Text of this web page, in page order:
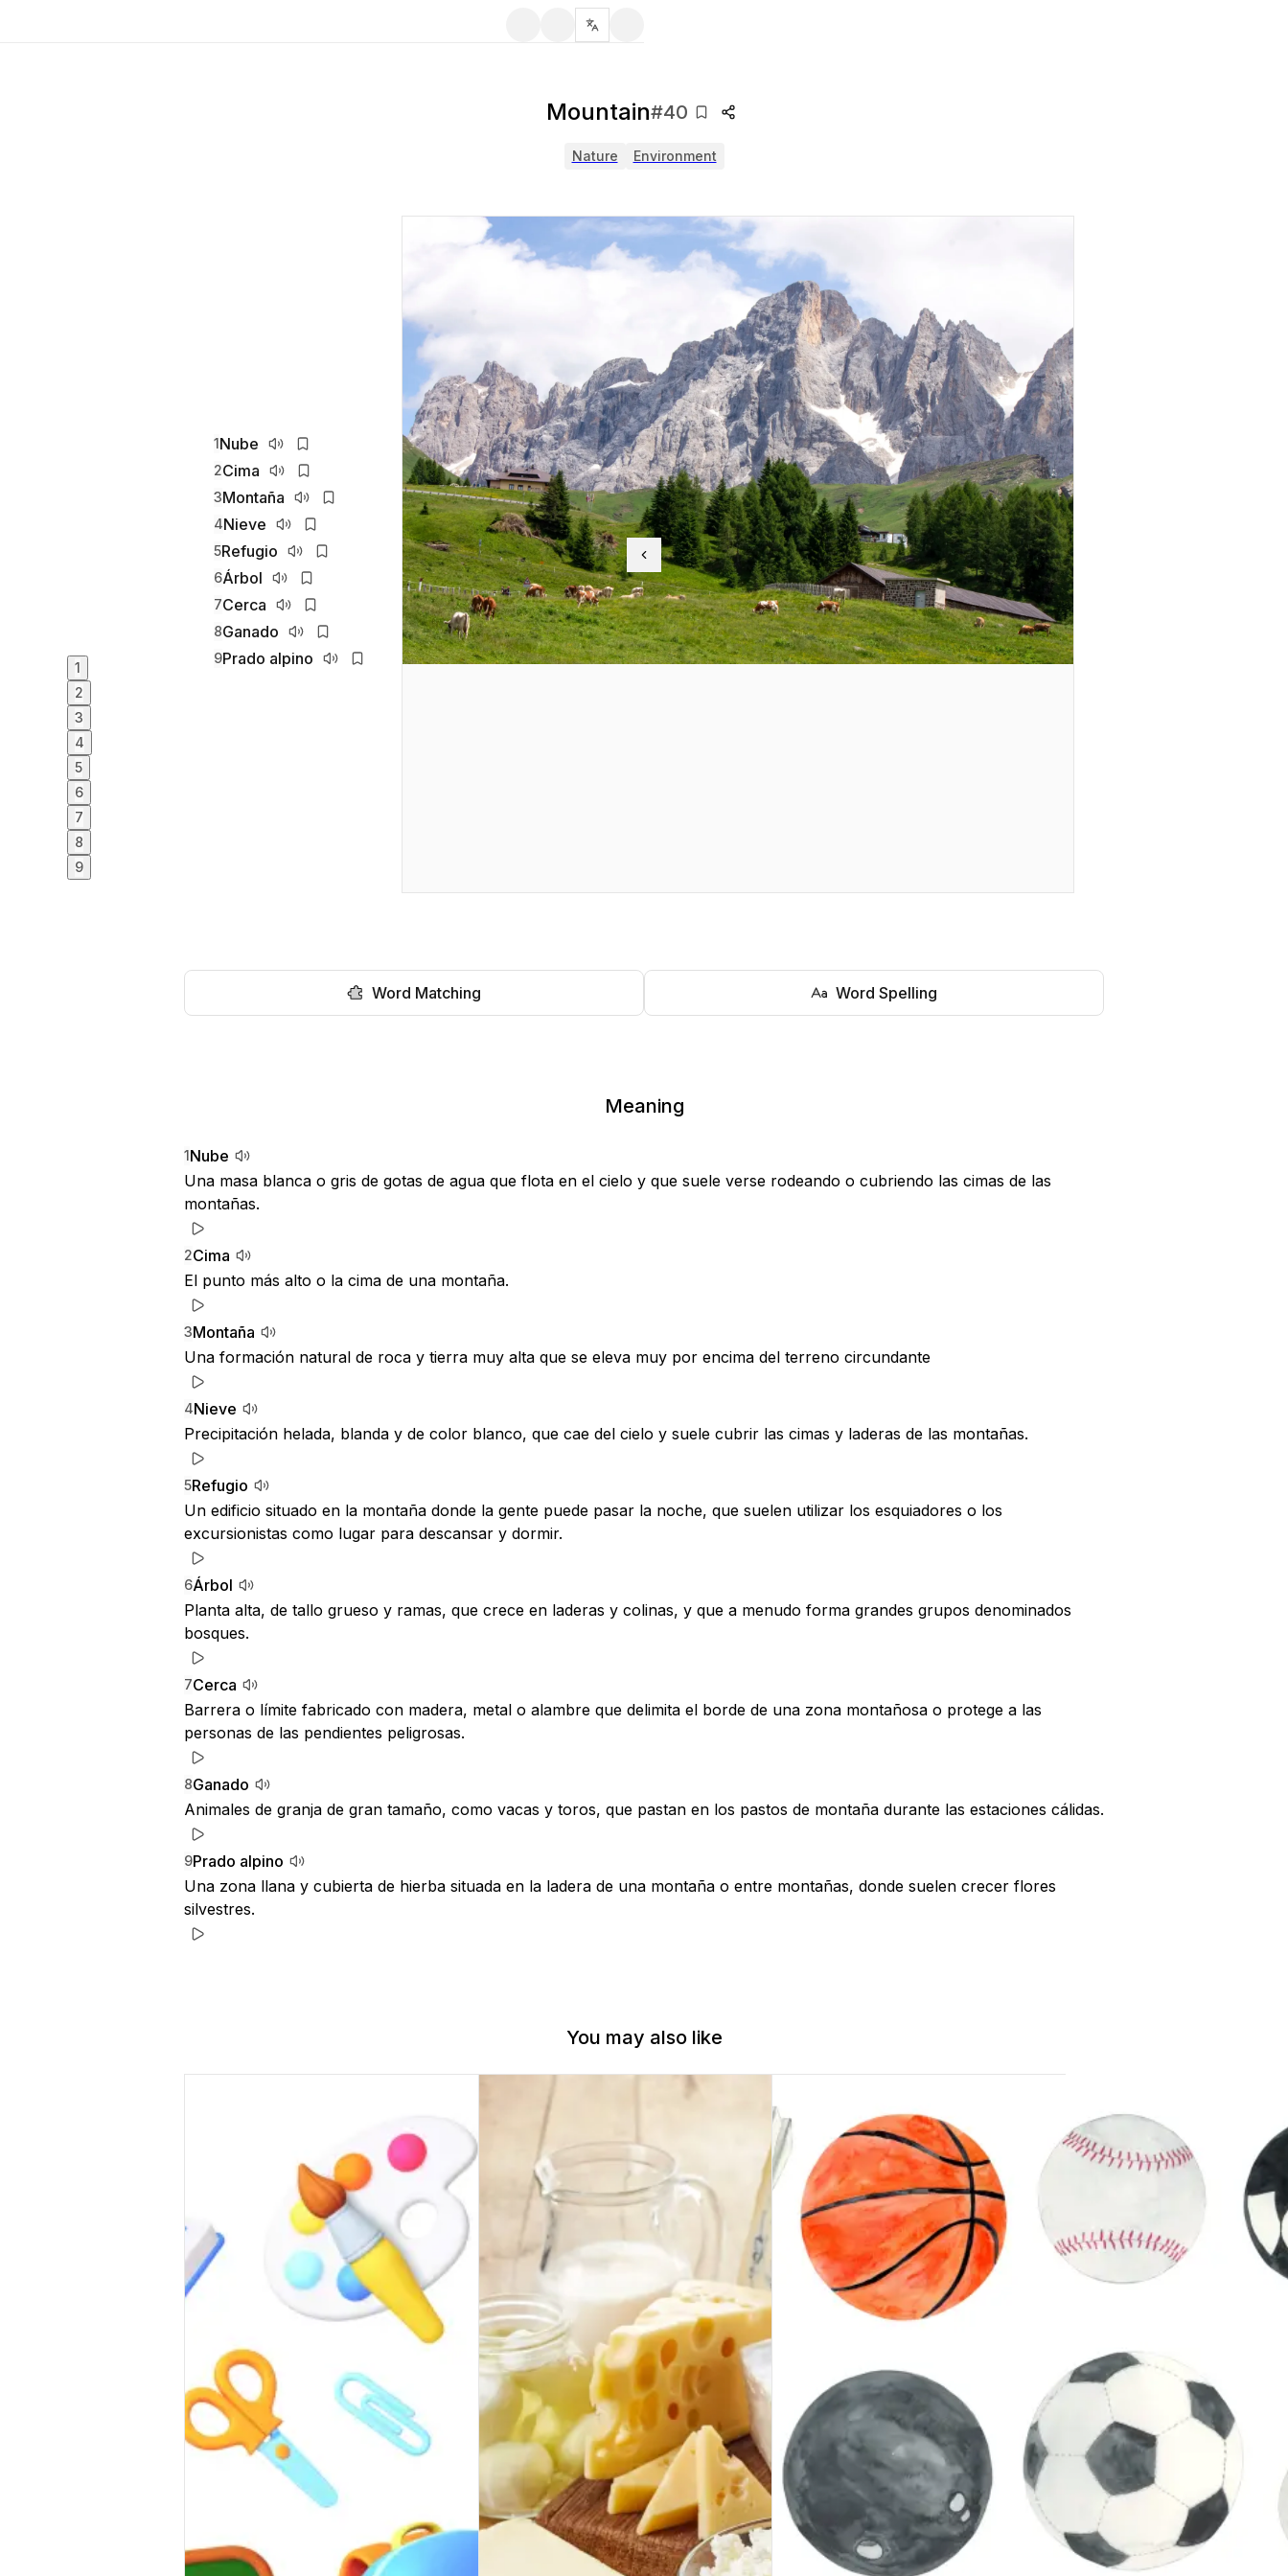
Mountain#40
Nature Environment
1Nube
2Cima
3Montaña
4Nieve
5Refugio
6Árbol
7Cerca
8Ganado
9Prado alpino
1
2
3
4
5
6
7
8
9
Word Matching Word Spelling
Meaning
1Nube
Una masa blanca o gris de gotas de agua que flota en el cielo y que suele verse rodeando o cubriendo las cimas de las
montañas.
2Cima
El punto más alto o la cima de una montaña.
3Montaña
Una formación natural de roca y tierra muy alta que se eleva muy por encima del terreno circundante
4Nieve
Precipitación helada, blanda y de color blanco, que cae del cielo y suele cubrir las cimas y laderas de las montañas.
5Refugio
Un edificio situado en la montaña donde la gente puede pasar la noche, que suelen utilizar los esquiadores o los
excursionistas como lugar para descansar y dormir.
6Árbol
Planta alta, de tallo grueso y ramas, que crece en laderas y colinas, y que a menudo forma grandes grupos denominados
bosques.
7Cerca
Barrera o límite fabricado con madera, metal o alambre que delimita el borde de una zona montañosa o protege a las
personas de las pendientes peligrosas.
8Ganado
Animales de granja de gran tamaño, como vacas y toros, que pastan en los pastos de montaña durante las estaciones cálidas.
9Prado alpino
Una zona llana y cubierta de hierba situada en la ladera de una montaña o entre montañas, donde suelen crecer flores
silvestres.
You may also like